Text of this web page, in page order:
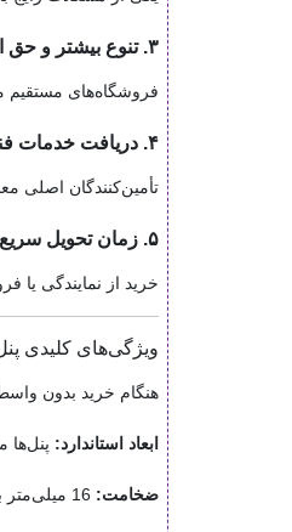
۳. تنوع بیشتر و حق انتخاب بالاتر
فروشگاه‌های مستقیم
۴. دریافت خدمات فنی و مشاوره تخصصی
تأمین‌کنندگان اصلی
۵. زمان تحویل سریع‌تر
خرید از نمایندگی یا
ویژگی‌های کلیدی
هنگام خرید بدون
ابعاد استاندارد: پنل‌ها معمولاً در
ضخامت‌: